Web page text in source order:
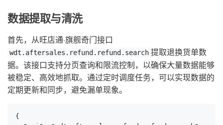
数据提取与清洗
首先，从旺店通·旗舰奇门接口
wdt.aftersales.refund.refund.search 提取退换货单数
据。该接口支持分页查询和限流控制，以确保大量数据能够
被稳定、高效地抓取。通过定时调度任务，可以实现数据的
定期更新和同步，避免漏单现象。
{